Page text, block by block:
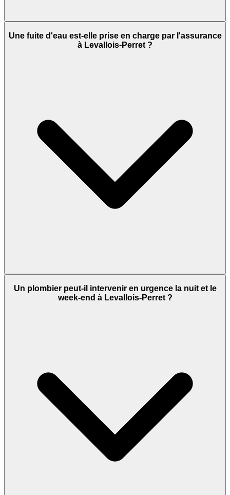
Une fuite d'eau est-elle prise en charge par l'assurance
à Levallois-Perret ?
Un plombier peut-il intervenir en urgence la nuit et le
week-end à Levallois-Perret ?